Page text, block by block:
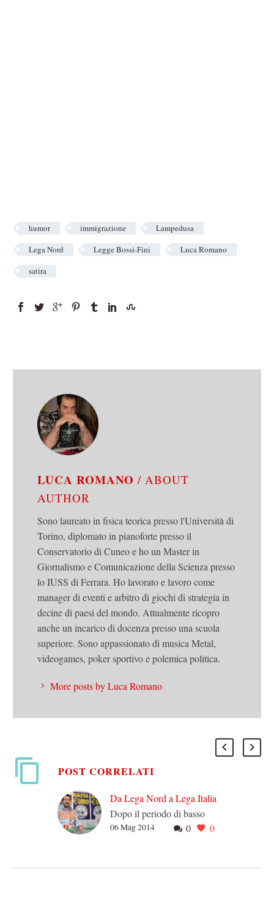
humor immigrazione
Lampedusa
Lega Nord
Legge Bossi-Fini
Luca Romano
satira
LUCA ROMANO/ ABOUT
AUTHOR
Sono laureato in fisica teorica presso l'Università di
Torino, diplomato in pianoforte presso il
Conservatorio di Cuneo e ho un Master in
Giornalismo e Comunicazione della Scienza presso
lo IUSS di Ferrara. Ho lavorato e lavoro come
manager di eventi e arbitro di giochi di strategia in
decine di paesi del mondo. Attualmente ricopro
anche un incarico di docenza presso una scuola
superiore. Sono appassionato di musica Metal,
videogames, poker sportivo e polemica politica.
More posts by Luca Romano
POST CORRELATI
Da Lega Nord a Lega Italia
Dopo il periodo di basso
profilo del segretariato
0 0
06 Mag 2014